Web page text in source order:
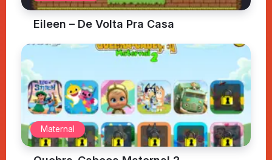
Eileen – De Volta Pra Casa
Maternal